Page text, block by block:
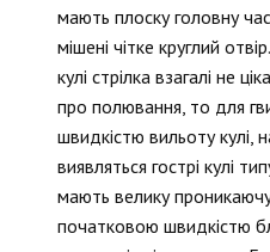
мають плоску головну
мішені чітке круглий
кулі стрілка взагалі не
про полювання, то для
швидкістю вильоту кулі,
виявляться гострі кулі
мають велику проникаючу
початковою швидкістю